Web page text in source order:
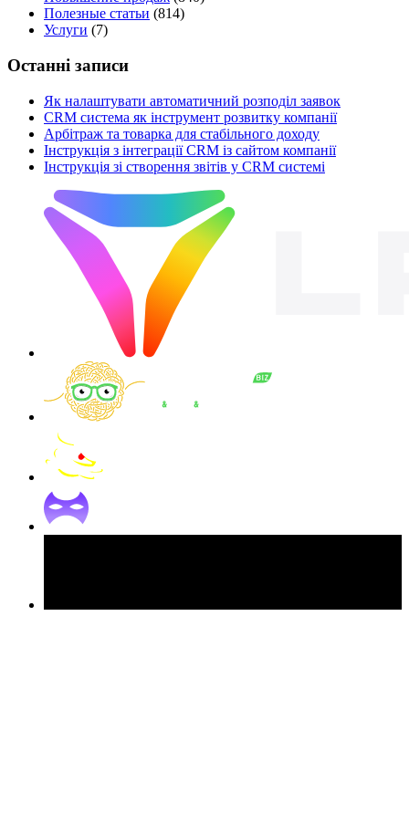
Полезные статьи (814)
Услуги (7)
Останні записи
Як налаштувати автоматичний розподіл заявок
CRM система як інструмент розвитку компанії
Арбітраж та товарка для стабільного доходу
Інструкція з інтеграції CRM із сайтом компанії
Інструкція зі створення звітів у CRM системі